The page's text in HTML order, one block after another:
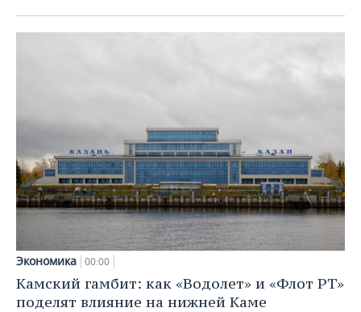
Экономика 00:00
Камский гамбит: как «Водолет» и «Флот РТ»
поделят влияние на нижней Каме